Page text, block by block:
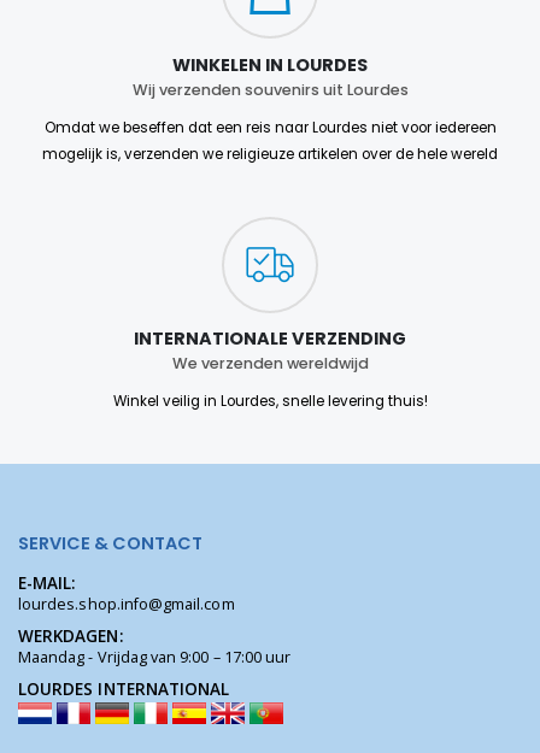
WINKELEN IN LOURDES
Wij verzenden souvenirs uit Lourdes
Omdat we beseffen dat een reis naar Lourdes niet voor iedereen
mogelijk is, verzenden we religieuze artikelen over de hele wereld
INTERNATIONALE VERZENDING
We verzenden wereldwijd
Winkel veilig in Lourdes, snelle levering thuis!
SERVICE & CONTACT
E-MAIL:
lourdes.shop.info@gmail.com
WERKDAGEN:
Maandag - Vrijdag van 9:00 – 17:00 uur
LOURDES INTERNATIONAL